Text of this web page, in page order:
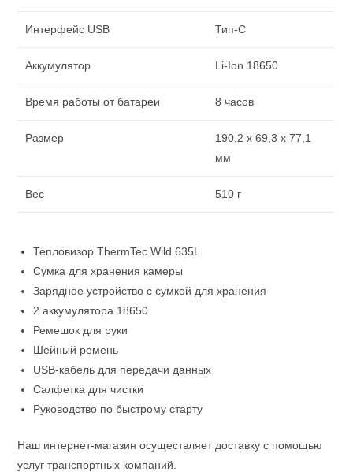
Интерфейс USB Тип-C
Аккумулятор Li-Ion 18650
Время работы от батареи 8 часов
Размер
190,2 x 69,3 x 77,1
мм
Вес 510 г
Тепловизор ThermTec Wild 635L
Сумка для хранения камеры
Зарядное устройство с сумкой для хранения
2 аккумулятора 18650
Ремешок для руки
Шейный ремень
USB-кабель для передачи данных
Салфетка для чистки
Руководство по быстрому старту
Наш интернет-магазин осуществляет доставку с помощью
услуг транспортных компаний.